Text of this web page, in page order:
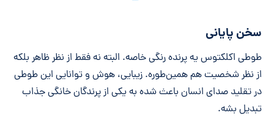
سخن پایانی
طوطی اکلکتوس یه پرنده رنگی خاصه. البته نه فقط از نظر ظاهر بلکه
از نظر شخصیت هم همین‌طوره. زیبایی، هوش و توانایی این طوطی
در تقلید صدای انسان باعث شده به یکی از پرندگان خانگی جذاب
تبدیل بشه.